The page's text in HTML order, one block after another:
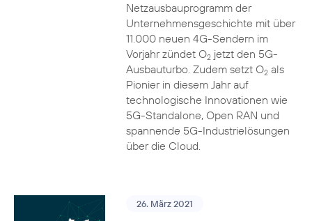
Netzausbauprogramm der
Unternehmensgeschichte mit über
11.000 neuen 4G-Sendern im
Vorjahr zündet O2jetzt den 5G-
Ausbauturbo. Zudem setzt O2als
Pionier in diesem Jahr auf
technologische Innovationen wie
5G-Standalone, Open RAN und
spannende 5G-Industrielösungen
über die Cloud.
26. März 2021